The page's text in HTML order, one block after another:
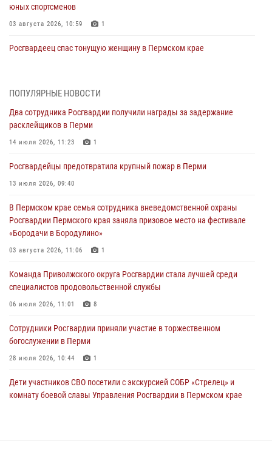
юных спортсменов
03 августа 2026, 10:59 1
Росгвардеец спас тонущую женщину в Пермском крае
Сотрудники Росгвардии приняли участие в торжественном
28 июля 2026, 10:44 1
Росгвардейцы оказали силовую поддержку при задержании
28 июля 2026, 06:15
ведомственной акции «Каникулы с Росгвардией»
24 июля 2026, 08:45
Юные защитники порядка: росгвардейцы провели день в клубе
24 июля 2026, 08:43
ПОПУЛЯРНЫЕ НОВОСТИ
Два сотрудника Росгвардии получили награды за задержание
расклейщиков в Перми
14 июля 2026, 11:23 1
Росгвардейцы предотвратила крупный пожар в Перми
13 июля 2026, 09:40
В Пермском крае семья сотрудника вневедомственной охраны
Росгвардии Пермского края заняла призовое место на фестивале
«Бородачи в Бородулино»
03 августа 2026, 11:06 1
Команда Приволжского округа Росгвардии стала лучшей среди
специалистов продовольственной службы
06 июля 2026, 11:01 8
Сотрудники Росгвардии приняли участие в торжественном
богослужении в Перми
28 июля 2026, 10:44 1
Дети участников СВО посетили с экскурсией СОБР «Стрелец» и
комнату боевой славы Управления Росгвардии в Пермском крае